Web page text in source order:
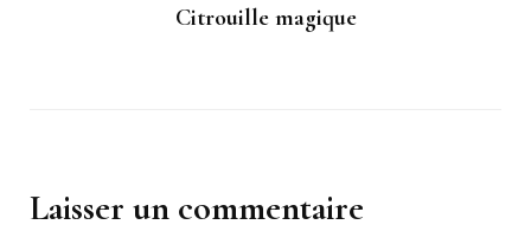
Citrouille magique
Laisser un commentaire